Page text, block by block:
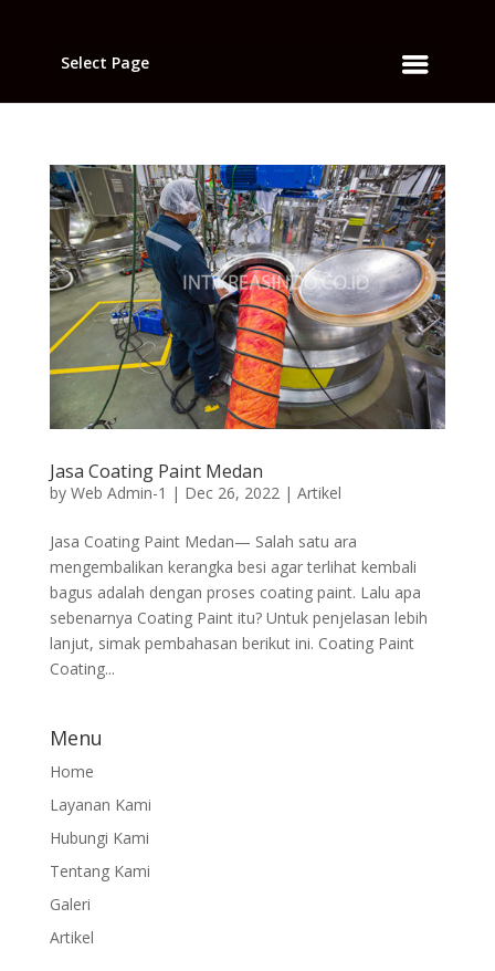
Select Page
Jasa Coating Paint Medan
by Web Admin-1 | Dec 26, 2022| Artikel
Jasa Coating Paint Medan— Salah satu ara
mengembalikan kerangka besi agar terlihat kembali
bagus adalah dengan proses coating paint. Lalu apa
sebenarnya Coating Paint itu? Untuk penjelasan lebih
lanjut, simak pembahasan berikut ini. Coating Paint
Coating...
Menu
Home
Layanan Kami
Hubungi Kami
Tentang Kami
Galeri
Artikel